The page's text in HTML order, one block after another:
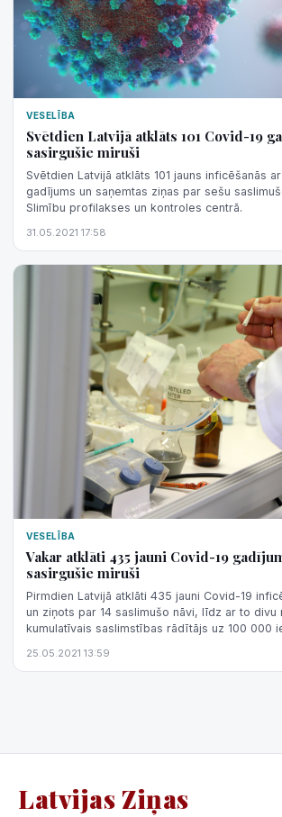
VESELĪBA
Svētdien Latvijā atklāts 101 Covid-19
sasirgušie miruši
Svētdien Latvijā atklāts 101 jauns inficēšanās
gadījums un saņemtas ziņas par sešu
Slimību profilakses un kontroles centrā.
31.05.2021 17:58
VESELĪBA
Vakar atklāti 435 jauni Covid-19
sasirgušie miruši
Pirmdien Latvijā atklāti 435 jauni Covid-19
un ziņots par 14 saslimušo nāvi, līdz ar to divu
kumulatīvais saslimstības rādītājs uz 100 000
25.05.2021 13:59
Latvijas Ziņas